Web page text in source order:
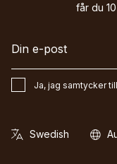
får du
Ja, jag samtycker till